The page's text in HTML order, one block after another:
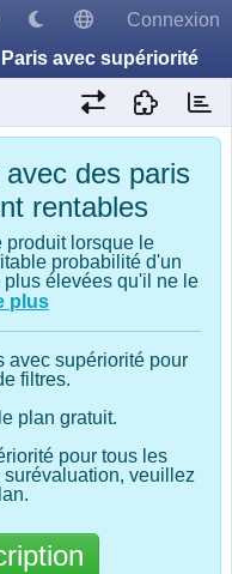
Paris avec supériorité
Connexion
des paris
rentables
produit lorsque le
probabilité d'un
élevées qu'il ne le
plus
avec supériorité pour
filtres.
plan gratuit.
pour tous les
veuillez